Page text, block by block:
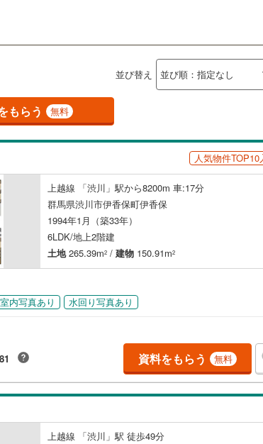
並び替え
もらう 無料
人気物件TOP10
上越線 「渋川」駅から8200m 車:17分
群馬県渋川市伊香保町伊香保
1994年1月（築33年）
6LDK/地上2階建
土地265.39m2 / 建物 150.91m2
室内写真あり 水回り写真あり
資料をもらう 無料
上越線 「渋川」駅 徒歩49分
島根 岡山 広島 山口
高知
佐賀 長崎
この条件で検索する
(0) 吾妻郡草津町(0)
利根郡片品村 (0)
(0)
(0)
邑楽郡邑楽町(3)
この条件で検索するこの条件で検索する
この条件で検索するこの条件で検索する
バリアフリー住宅（
0）
（納戸）（2）
発駅 0） 海まで2km以内
方、日当たり
角地（1）
ング15畳以上
（0） 対面キッチン（0）
この条件で検索する
保存した条件を見る